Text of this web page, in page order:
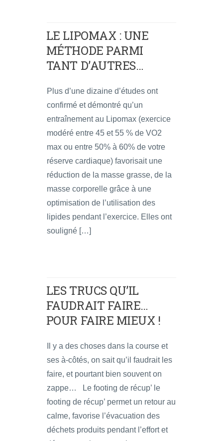
LE LIPOMAX : UNE
MÉTHODE PARMI
TANT D’AUTRES…
Plus d’une dizaine d’études ont
confirmé et démontré qu’un
entraînement au Lipomax (exercice
modéré entre 45 et 55 % de VO2
max ou entre 50% à 60% de votre
réserve cardiaque) favorisait une
réduction de la masse grasse, de la
masse corporelle grâce à une
optimisation de l’utilisation des
lipides pendant l’exercice. Elles ont
souligné […]
LES TRUCS QU’IL
FAUDRAIT FAIRE…
POUR FAIRE MIEUX !
Il y a des choses dans la course et
ses à-côtés, on sait qu’il faudrait les
faire, et pourtant bien souvent on
zappe… Le footing de récup’ le
footing de récup’ permet un retour au
calme, favorise l’évacuation des
déchets produits pendant l’effort et